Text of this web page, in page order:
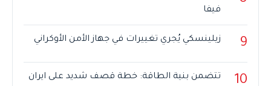
فيفا
9 زيلينسكي يُجري تغييرات في جهاز الأمن الأوكراني
10 تتضمن بنية الطاقة: خطة قصف شديد على ايران